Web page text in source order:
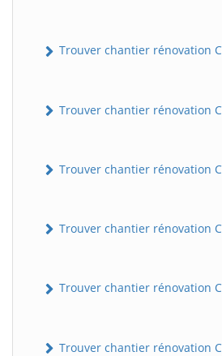
Trouver chantier rénovation
Trouver chantier rénovation
Trouver chantier rénovation
Trouver chantier rénovation
Trouver chantier rénovation
Trouver chantier rénovation